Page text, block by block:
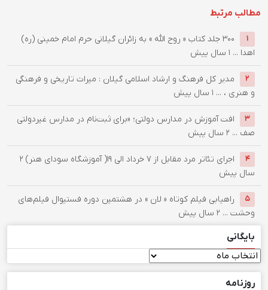
مطالب مرتبط
۱
۳۰۰ جلد کتاب « روح الله » به زائران گیلانی حرم امام خمینی (ره)
اهدا ... ۱ سال پیش
۲
مدیر کل فرهنگ و ارشاد اسلامی گیلان : میراث تاریخی و فرهنگی
و هنری ، ... ۱ سال پیش
۳
افت آموزش در مدارس دولتی؛ «برای ثبت‌نام در مدارس غیردولتی
صف ... ۲ سال پیش
۴ اجرای تئاتر مرد مقابل از ۷ خرداد الی ۱۹( آموزشگاه سودای هنر)
۲
سال پیش
۵
راهیابی فیلم کوتاه « لان » در هشتمین دوره فستیوال فیلم‌های
وحشت ... ۲ سال پیش
بایگانی
بایگانی
روزنامه